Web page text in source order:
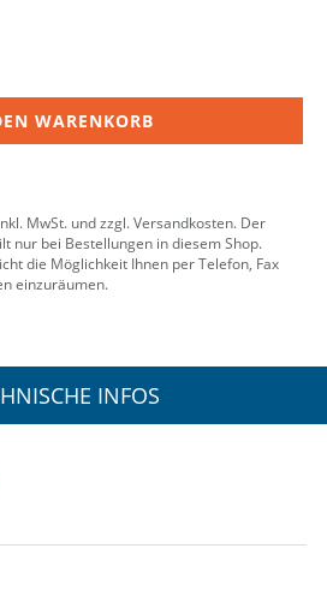
WARENKORB
MwSt. und zzgl. Versandkosten. Der
nur bei Bestellungen in diesem Shop.
die Möglichkeit Ihnen per Telefon, Fax
einzuräumen.
INFOS